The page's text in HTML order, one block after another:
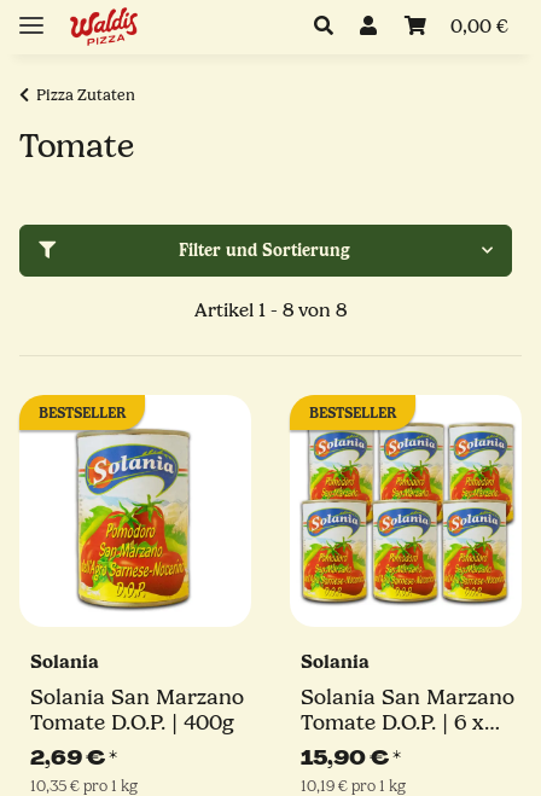
0,00 €
Pizza Zutaten
Tomate
Filter und Sortierung
Artikel 1 - 8 von 8
BESTSELLER
Solania
Solania San Marzano
Tomate D.O.P. | 400g
2,69 €*
10,35 € pro 1 kg
BESTSELLER
Solania
Solania San Marzano
Tomate D.O.P. | 6 x
400 g
15,90 €*
10,19 € pro 1 kg